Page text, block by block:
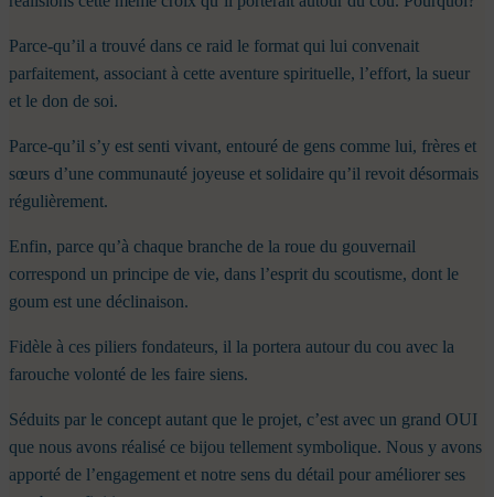
Parce-qu’il a trouvé dans ce raid le format qui lui convenait
parfaitement, associant à cette aventure spirituelle, l’effort, la sueur
et le don de soi.
Parce-qu’il s’y est senti vivant, entouré de gens comme lui, frères et
sœurs d’une communauté joyeuse et solidaire qu’il revoit désormais
régulièrement.
Enfin, parce qu’à chaque branche de la roue du gouvernail
correspond un principe de vie, dans l’esprit du scoutisme, dont le
goum est une déclinaison.
Fidèle à ces piliers fondateurs, il la portera autour du cou avec la
farouche volonté de les faire siens.
Séduits par le concept autant que le projet, c’est avec un grand OUI
que nous avons réalisé ce bijou tellement symbolique. Nous y avons
apporté de l’engagement et notre sens du détail pour améliorer ses